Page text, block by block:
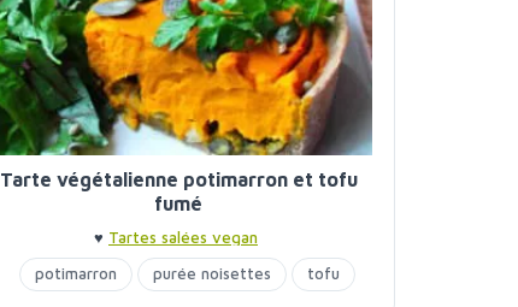
Tarte végétalienne potimarron et tofu
fumé
♥ Tartes salées vegan
potimarron
purée noisettes tofu